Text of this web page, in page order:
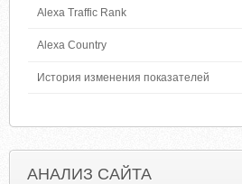
Alexa Traffic Rank
Alexa Country
История изменения показателей
АНАЛИЗ САЙТА